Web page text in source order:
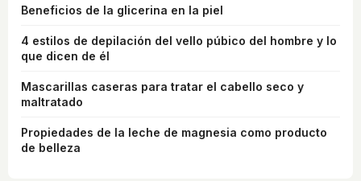
Beneficios de la glicerina en la piel
4 estilos de depilación del vello púbico del hombre y lo
que dicen de él
Mascarillas caseras para tratar el cabello seco y
maltratado
Propiedades de la leche de magnesia como producto
de belleza